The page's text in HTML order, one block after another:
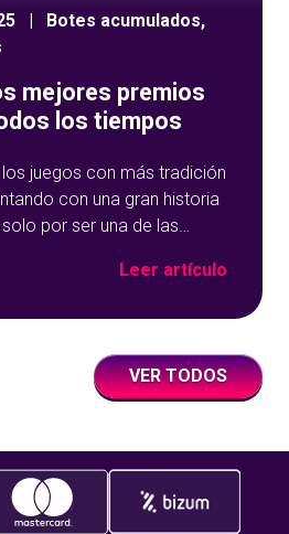
Botes acumulados,
mejores premios
los tiempos
los juegos con más tradición
con una gran historia
por ser una de las
YoBingo, sino porque es
Leer artículo
VER TODOS